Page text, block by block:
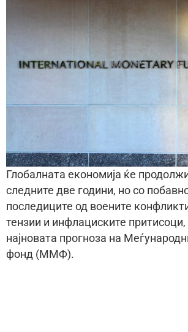
Глобалната економија ќе
следните две години, но со
последиците од воените
тензии и инфлациските
најновата прогноза на
фонд (ММФ).